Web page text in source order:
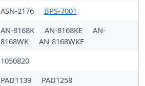
ASN-2176
BPS-7001
AN-8168K AN-8168KE
AN-
8168WK
AN-8168WKE
1050820
PAD1139
PAD1258